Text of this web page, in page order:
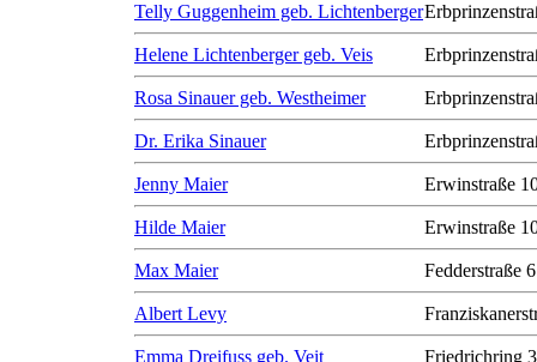
Telly Guggenheim geb. Lichtenberger
Helene Lichtenberger geb. Veis
Rosa Sinauer geb. Westheimer
Dr. Erika Sinauer
Jenny Maier Erwinstraße
Hilde Maier Erwinstraße
Max Maier Fedderstraße 6
Albert Levy
Emma Dreifuss geb. Veit Friedrichring